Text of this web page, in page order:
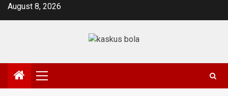
SkipAugust 8, 2026
Primary
Menu